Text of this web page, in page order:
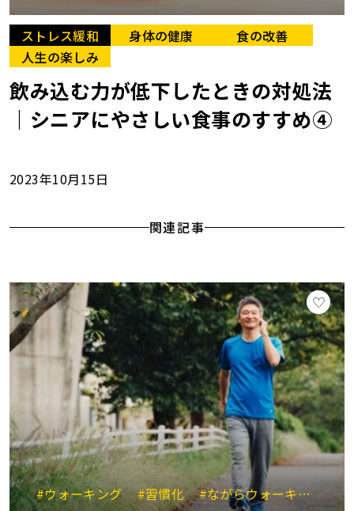
ストレス緩和 身体の健康
食の改善
人生の楽しみ
飲み込む力が低下したときの対処法
｜シニアにやさしい食事のすすめ④
2023年10月15日
関連記事
#ウォーキング #習慣化 #ながらウォーキング #